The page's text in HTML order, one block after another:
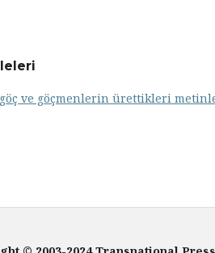
ve göçmenlerin ürettikleri